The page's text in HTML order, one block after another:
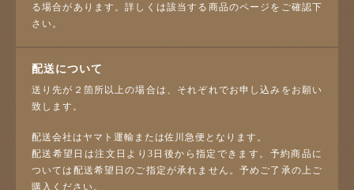
る場合があります。詳しくは該当する商品のページをご確認下
さい。
配送について
送り先が２箇所以上の場合は、それぞれでお申し込みをお願い
致します。
配送会社はヤマト運輸または佐川急便となります。
配送希望日は注文日より3日後から指定できます。予約商品に
ついては配送希望日のご指定が承れません。予めご了承の上ご
購入ください。